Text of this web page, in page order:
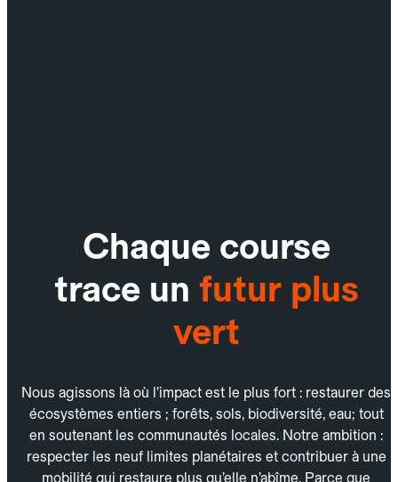
Chaque course
trace un futur plus
vert
Nous agissons là où l’impact est le plus fort : restaurer des
écosystèmes entiers ; forêts, sols, biodiversité, eau; tout
en soutenant les communautés locales. Notre ambition :
respecter les neuf limites planétaires et contribuer à une
mobilité qui restaure plus qu’elle n’abîme. Parce que